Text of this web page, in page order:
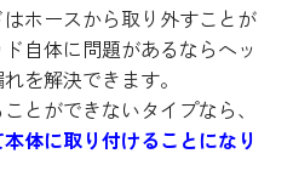
ホースから取り外すことが
自体に問題があるならヘッ
を解決できます。
とができないタイプなら、
体に取り付けることになり